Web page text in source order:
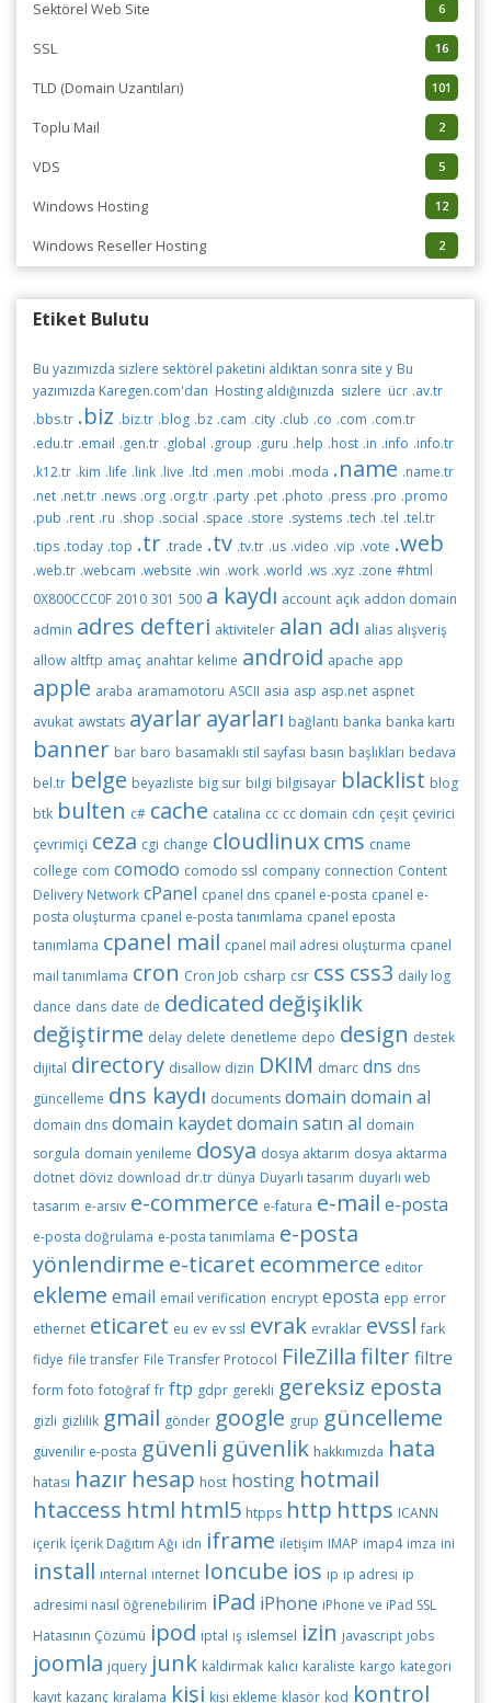
6
Sektörel Web Site
16
SSL
101
TLD (Domain Uzantıları)
2
Toplu Mail
5
VDS
12
Windows Hosting
2
Windows Reseller Hosting
Etiket Bulutu
Bu yazımızda sizlere sektörel paketini aldıktan sonra site y Bu
yazımızda Karegen.com'dan Hosting aldığınızda sizlere ücr .av.tr
.bbs.tr .biz .biz.tr .blog .bz .cam .city .club .co .com .com.tr
.edu.tr .email .gen.tr .global .group .guru .help .host .in .info .info.tr
.k12.tr .kim .life .link .live .ltd .men .mobi .moda .name .name.tr
.net .net.tr .news .org .org.tr .party .pet .photo .press .pro .promo
.pub .rent .ru .shop .social .space .store .systems .tech .tel .tel.tr
.tips .today .top .tr .trade .tv .tv.tr .us .video .vip .vote .web
.web.tr .webcam .website .win .work .world .ws .xyz .zone #html
0X800CCC0F 2010 301 500 a kaydı account açık addon domain
admin adres defteri aktiviteler alan adı alias alışveriş
allow altftp amaç anahtar kelime android apache app
apple araba aramamotoru ASCII asia asp asp.net aspnet
avukat awstats ayarlarayarları bağlantı banka banka kartı
banner bar baro basamaklı stil sayfası basın başlıkları bedava
bel.tr belge beyazliste big sur bilgi bilgisayar blacklist blog
btk bulten c# cache catalina cc cc domain cdn çeşit çevirici
çevrimiçi ceza cgi change cloudlinuxcms cname
college com comodo comodo ssl company connection Content
Delivery Network cPanel cpanel dns cpanel e-posta cpanel e-
posta oluşturma cpanel e-posta tanımlama cpanel eposta
tanımlama cpanel mail cpanel mail adresi oluşturma cpanel
mail tanımlama cron Cron Job csharp csr css css3 daily log
dance dans date de dedicated değişiklik
değiştirme delay delete denetleme depo design destek
dijital directory disallow dizin DKIM dmarc dns dns
güncelleme dns kaydı documents domain domain al
domain dns domain kaydetdomain satın al domain
sorgula domain yenileme dosya dosya aktarım dosya aktarma
dotnet döviz download dr.tr dünya Duyarlı tasarım duyarlı web
tasarım e-arsiv e-commerce e-fatura e-mail e-posta
e-posta doğrulama e-posta tanımlama e-posta
yönlendirme e-ticaret ecommerce editor
ekleme email email verification encrypt eposta epp error
ethernet eticaret eu ev ev ssl evrak evraklar evssl fark
fidye file transfer File Transfer Protocol FileZillafilterfiltre
form foto fotoğraf fr ftp gdpr gerekli gereksiz eposta
gizli gizlilik gmail gönder google grup güncelleme
güvenilir e-posta güvenli güvenlik hakkımızda hata
hatası hazır hesap host hosting hotmail
htaccess html html5 htpps http https ICANN
içerik İçerik Dağıtım Ağı idn iframe iletişim IMAP imap4 imza ini
install internal internet Ioncube ios ip ip adresi ip
adresimi nasıl öğrenebilirim iPad iPhone iPhone ve iPad SSL
Hatasının Çözümü ipod iptal iş islemsel izin javascript jobs
joomla jquery junk kaldırmak kalıcı karaliste kargo kategori
kayıt kazanç kiralama kişi kişi ekleme klasör kod kontrol